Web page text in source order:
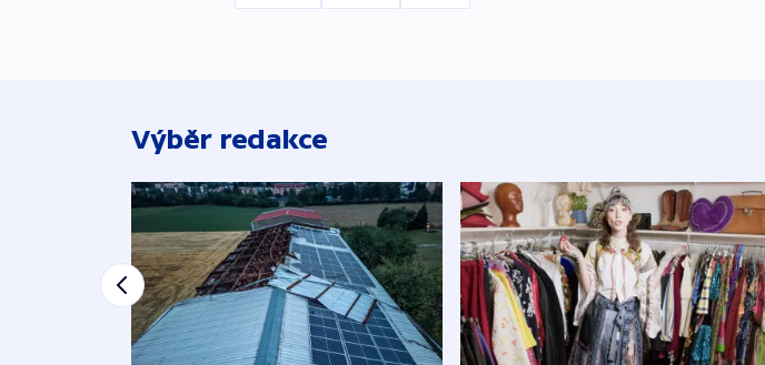
Výběr redakce